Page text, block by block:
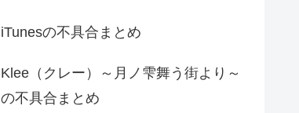
iTunesの不具合まとめ
Klee（クレー）～月ノ雫舞う街より～
の不具合まとめ